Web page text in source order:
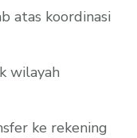
atas koordinasi
wilayah
ke rekening